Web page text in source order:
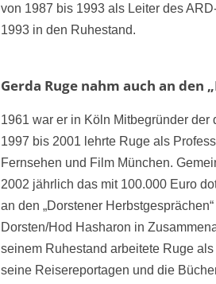
von 1987 bis 1993 als Leiter des
1993 in den Ruhestand.
Gerda Ruge nahm auch an den
1961 war er in Köln Mitbegründer
1997 bis 2001 lehrte Ruge als
Fernsehen und Film München.
2002 jährlich das mit 100.000 Euro
an den „Dorstener
Dorsten/Hod Hasharon in
seinem Ruhestand arbeitete Ruge
seine Reisereportagen und die